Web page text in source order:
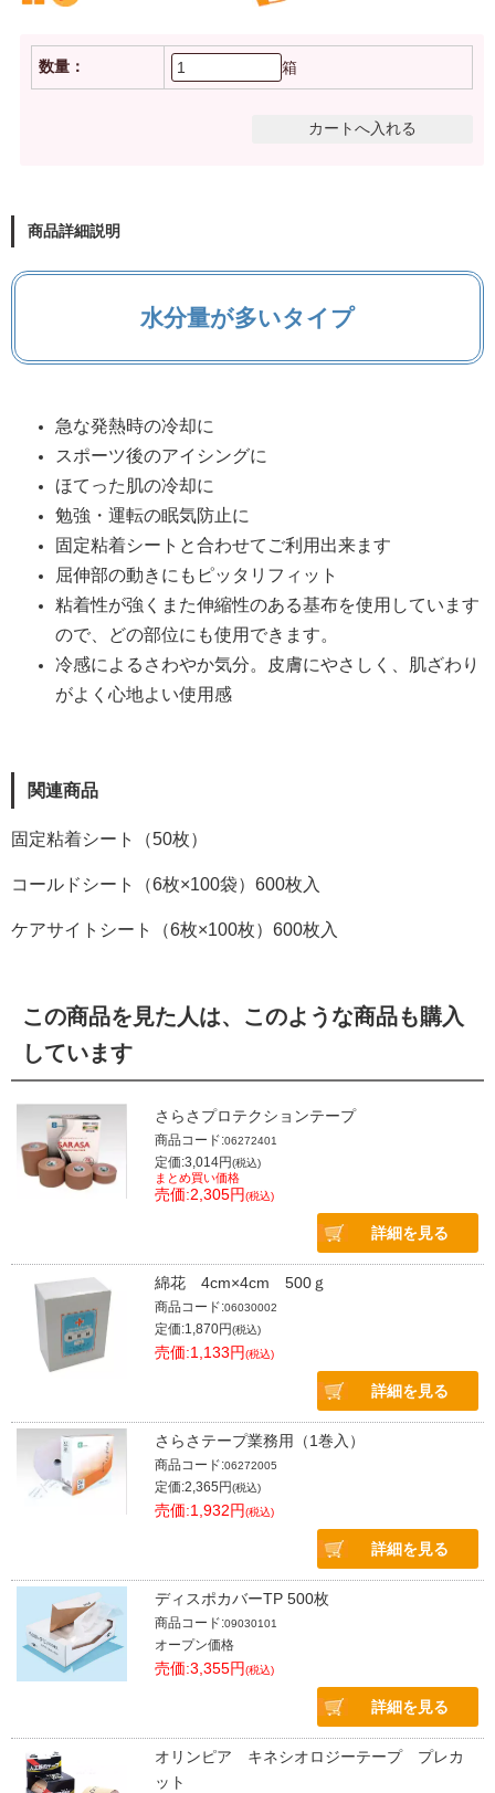
数量： 箱
商品詳細説明
水分量が多いタイプ
急な発熱時の冷却に
スポーツ後のアイシングに
ほてった肌の冷却に
勉強・運転の眠気防止に
固定粘着シートと合わせてご利用出来ます
屈伸部の動きにもピッタリフィット
粘着性が強くまた伸縮性のある基布を使用しています
ので、どの部位にも使用できます。
冷感によるさわやか気分。皮膚にやさしく、肌ざわり
がよく心地よい使用感
関連商品
固定粘着シート（50枚）
コールドシート（6枚×100袋）600枚入
ケアサイトシート（6枚×100枚）600枚入
この商品を見た人は、このような商品も購入
しています
さらさプロテクションテープ
商品コード:06272401
定価:3,014円(税込)
まとめ買い価格
売価:2,305円(税込)
詳細を見る
綿花 4cm×4cm 500ｇ
商品コード:06030002
定価:1,870円(税込)
売価:1,133円(税込)
詳細を見る
さらさテープ業務用（1巻入）
商品コード:06272005
定価:2,365円(税込)
売価:1,932円(税込)
詳細を見る
ディスポカバーTP 500枚
商品コード:09030101
オープン価格
売価:3,355円(税込)
詳細を見る
オリンピア キネシオロジーテープ プレカ
ット